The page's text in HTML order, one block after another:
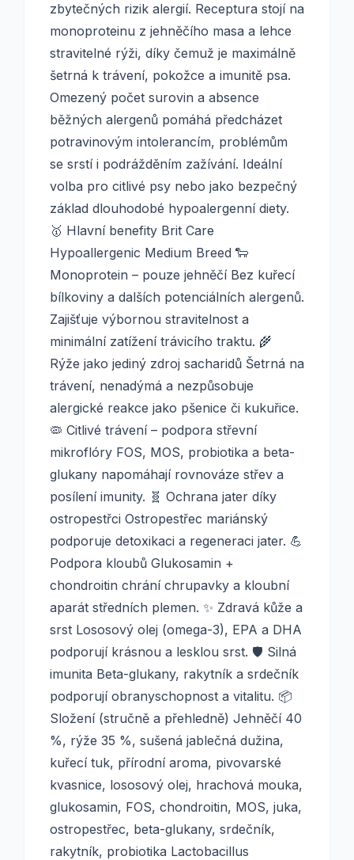
zbytečných rizik alergií. Receptura stojí na
monoproteinu z jehněčího masa a lehce
stravitelné rýži, díky čemuž je maximálně
šetrná k trávení, pokožce a imunitě psa.
Omezený počet surovin a absence
běžných alergenů pomáhá předcházet
potravinovým intolerancím, problémům
se srstí i podrážděním zažívání. Ideální
volba pro citlivé psy nebo jako bezpečný
základ dlouhodobé hypoalergenní diety.
🥇 Hlavní benefity Brit Care
Hypoallergenic Medium Breed 🐑
Monoprotein – pouze jehněčí Bez kuřecí
bílkoviny a dalších potenciálních alergenů.
Zajišťuje výbornou stravitelnost a
minimální zatížení trávicího traktu. 🌾
Rýže jako jediný zdroj sacharidů Šetrná na
trávení, nenadýmá a nezpůsobuje
alergické reakce jako pšenice či kukuřice.
🦠 Citlivé trávení – podpora střevní
mikroflóry FOS, MOS, probiotika a beta-
glukany napomáhají rovnováze střev a
posílení imunity. 🧬 Ochrana jater díky
ostropestřci Ostropestřec mariánský
podporuje detoxikaci a regeneraci jater. 💪
Podpora kloubů Glukosamin +
chondroitin chrání chrupavky a kloubní
aparát středních plemen. ✨ Zdravá kůže a
srst Lososový olej (omega-3), EPA a DHA
podporují krásnou a lesklou srst. 🛡️ Silná
imunita Beta-glukany, rakytník a srdečník
podporují obranyschopnost a vitalitu. 📦
Složení (stručně a přehledně) Jehněčí 40
%, rýže 35 %, sušená jablečná dužina,
kuřecí tuk, přírodní aroma, pivovarské
kvasnice, lososový olej, hrachová mouka,
glukosamin, FOS, chondroitin, MOS, juka,
ostropestřec, beta-glukany, srdečník,
rakytník, probiotika Lactobacillus